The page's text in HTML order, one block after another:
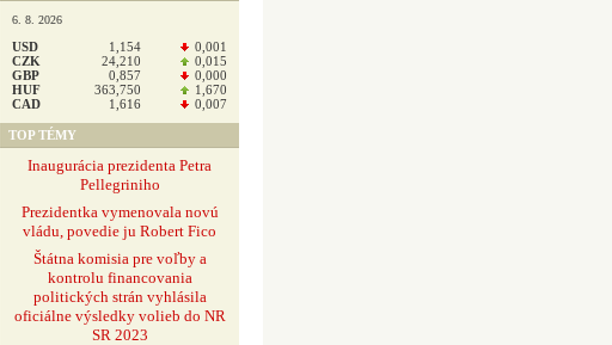
6. 8. 2026
USD 1,154
0,001
CZK
24,210
0,015
GBP
0,857
0,000
HUF
363,750
1,670
CAD
1,616 0,007
TOP TÉMY
Inaugurácia prezidenta Petra
Pellegriniho
Prezidentka vymenovala novú
vládu, povedie ju Robert Fico
Štátna komisia pre voľby a
kontrolu financovania
politických strán vyhlásila
oficiálne výsledky volieb do NR
SR 2023